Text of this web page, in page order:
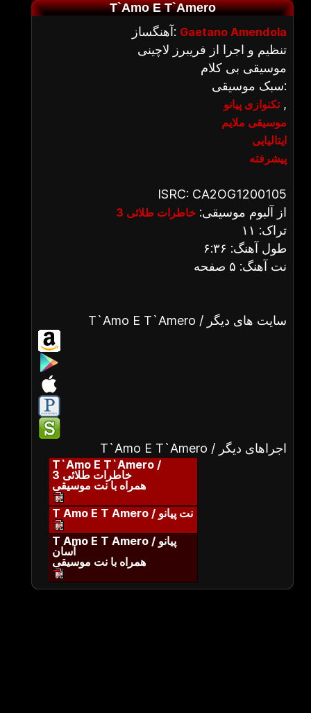
T`Amo E T`Amero
آهنگساز: Gaetano Amendola
تنظیم و اجرا از فریبرز لاچینی
موسیقی بی کلام
سبک موسیقی:
تکنوازی پیانو,
موسیقی ملایم
ایتالیایی
پیشرفته
ISRC: CA2OG1200105
از آلبوم موسیقی: خاطرات طلائی 3
تراک: ۱۱
طول آهنگ: ۶:۳۶
نت آهنگ: ۵ صفحه
T`Amo E T`Amero / سایت های دیگر
T`Amo E T`Amero / اجراهای دیگر
T`Amo E T`Amero /
خاطرات طلائی 3
همراه با نت موسیقی
T Amo E T Amero / نت پیانو
T Amo E T Amero / پیانو
آسان
همراه با نت موسیقی